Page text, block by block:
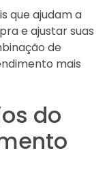
que ajudam a
e ajustar suas
de
mais
do